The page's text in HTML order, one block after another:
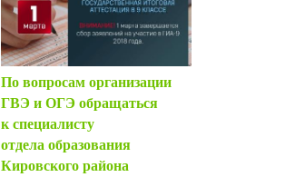
По вопросам организации
ГВЭ и ОГЭ обращаться
к специалисту
отдела образования
Кировского района